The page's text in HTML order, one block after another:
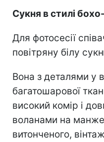
Сукня в стилі
Для фотосесії
повітряну білу
Вона з деталями у
багатошарової
високий комір і
воланами на
витонченого,